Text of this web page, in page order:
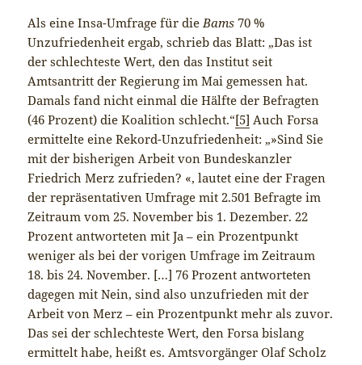
Als eine Insa-Umfrage für dieBams 70 %
Unzufriedenheit ergab, schrieb das Blatt: „Das ist
der schlechteste Wert, den das Institut seit
Amtsantritt der Regierung im Mai gemessen hat.
Damals fand nicht einmal die Hälfte der Befragten
(46 Prozent) die Koalition schlecht.“[5] Auch Forsa
ermittelte eine Rekord-Unzufriedenheit: „»Sind Sie
mit der bisherigen Arbeit von Bundeskanzler
Friedrich Merz zufrieden? «, lautet eine der Fragen
der repräsentativen Umfrage mit 2.501 Befragte im
Zeitraum vom 25. November bis 1. Dezember. 22
Prozent antworteten mit Ja – ein Prozentpunkt
weniger als bei der vorigen Umfrage im Zeitraum
18. bis 24. November. […] 76 Prozent antworteten
dagegen mit Nein, sind also unzufrieden mit der
Arbeit von Merz – ein Prozentpunkt mehr als zuvor.
Das sei der schlechteste Wert, den Forsa bislang
ermittelt habe, heißt es. Amtsvorgänger Olaf Scholz